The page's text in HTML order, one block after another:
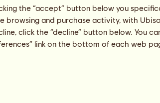
the “accept” button below you
browsing and purchase activity, with
click the “decline” button below. You
link on the bottom of each web